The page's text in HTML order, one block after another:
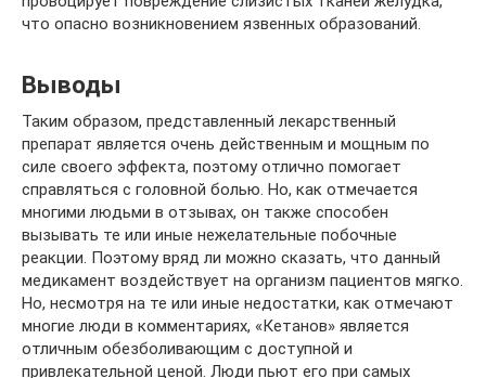
что опасно возникновением язвенных образований.
Выводы
Таким образом, представленный лекарственный
препарат является очень действенным и мощным по
силе своего эффекта, поэтому отлично помогает
справляться с головной болью. Но, как отмечается
многими людьми в отзывах, он также способен
вызывать те или иные нежелательные побочные
реакции. Поэтому вряд ли можно сказать, что данный
медикамент воздействует на организм пациентов мягко.
Но, несмотря на те или иные недостатки, как отмечают
многие люди в комментариях, «Кетанов» является
отличным обезболивающим с доступной и
привлекательной ценой. Люди пьют его при самых